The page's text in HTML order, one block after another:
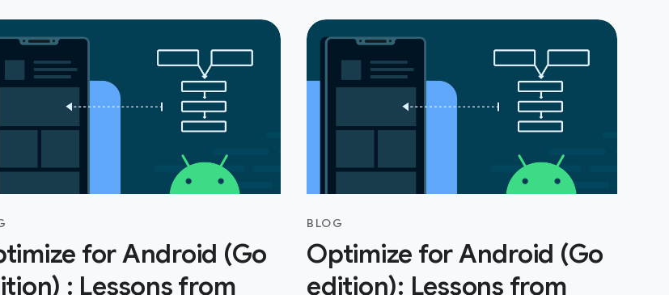
for Android (Go
: Lessons from
BLOG
Optimize for Android (Go
edition): Lessons from